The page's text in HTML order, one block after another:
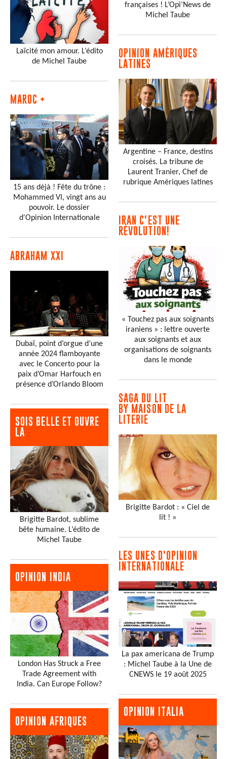
Laïcité mon amour. L’édito
de Michel Taube
MAROC +
15 ans déjà ! Fête du trône :
Mohammed VI, vingt ans au
pouvoir. Le dossier
d'Opinion Internationale
ABRAHAM XXI
Dubaï, point d’orgue d’une
année 2024 flamboyante
avec le Concerto pour la
paix d’Omar Harfouch en
présence d’Orlando Bloom
SOIS BELLE ET OUVRE
LA
Brigitte Bardot, sublime
bête humaine. L’édito de
Michel Taube
OPINION INDIA
London Has Struck a Free
Trade Agreement with
India. Can Europe Follow?
OPINION AFRIQUES
françaises ! L’Opi’News de
Michel Taube
OPINION AMÉRIQUES
LATINES
Argentine – France, destins
croisés. La tribune de
Laurent Tranier, Chef de
rubrique Amériques latines
IRAN C'EST UNE
RÉVOLUTION!
« Touchez pas aux soignants
iraniens » : lettre ouverte
aux soignants et aux
organisations de soignants
dans le monde
SAGA DU LIT
BY MAISON DE LA
LITERIE
Brigitte Bardot : « Ciel de
lit ! »
LES UNES D'OPINION
INTERNATIONALE
La pax americana de Trump
: Michel Taube à la Une de
CNEWS le 19 août 2025
OPINION ITALIA